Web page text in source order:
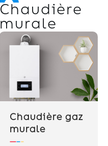
Chaudière
murale
Chaudière gaz
murale